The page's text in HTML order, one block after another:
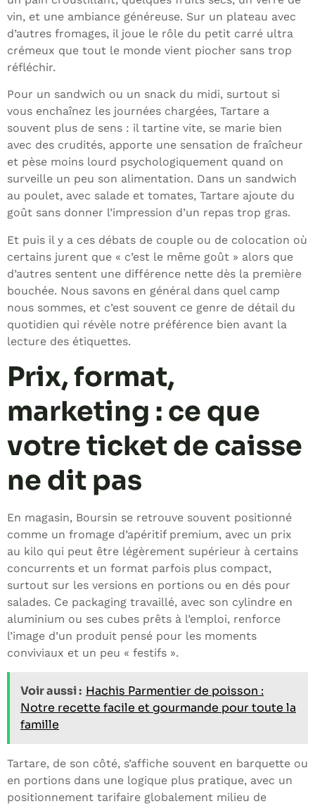
vin, et une ambiance généreuse. Sur un plateau avec
d’autres fromages, il joue le rôle du petit carré ultra
crémeux que tout le monde vient piocher sans trop
réfléchir.
Pour un sandwich ou un snack du midi, surtout si
vous enchaînez les journées chargées, Tartare a
souvent plus de sens : il tartine vite, se marie bien
avec des crudités, apporte une sensation de fraîcheur
et pèse moins lourd psychologiquement quand on
surveille un peu son alimentation. Dans un sandwich
au poulet, avec salade et tomates, Tartare ajoute du
goût sans donner l’impression d’un repas trop gras.
Et puis il y a ces débats de couple ou de colocation où
certains jurent que « c’est le même goût » alors que
d’autres sentent une différence nette dès la première
bouchée. Nous savons en général dans quel camp
nous sommes, et c’est souvent ce genre de détail du
quotidien qui révèle notre préférence bien avant la
lecture des étiquettes.
Prix, format,
marketing : ce que
votre ticket de caisse
ne dit pas
En magasin, Boursin se retrouve souvent positionné
comme un fromage d’apéritif premium, avec un prix
au kilo qui peut être légèrement supérieur à certains
concurrents et un format parfois plus compact,
surtout sur les versions en portions ou en dés pour
salades. Ce packaging travaillé, avec son cylindre en
aluminium ou ses cubes prêts à l’emploi, renforce
l’image d’un produit pensé pour les moments
conviviaux et un peu « festifs ».
Voir aussi : Hachis Parmentier de poisson :
Notre recette facile et gourmande pour toute la
famille
Tartare, de son côté, s’affiche souvent en barquette ou
en portions dans une logique plus pratique, avec un
positionnement tarifaire globalement milieu de